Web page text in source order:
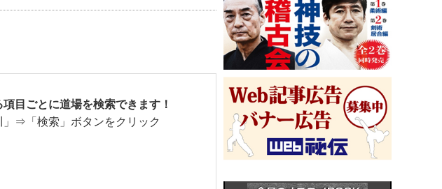
目ごとに道場を検索できます！
⇒「検索」ボタンをクリック